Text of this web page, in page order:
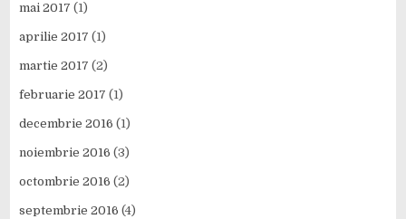
mai 2017 (1)
aprilie 2017 (1)
martie 2017 (2)
februarie 2017 (1)
decembrie 2016 (1)
noiembrie 2016 (3)
octombrie 2016 (2)
septembrie 2016 (4)